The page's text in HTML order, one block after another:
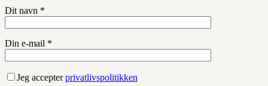
Dit navn *
Din e-mail *
Jeg accepterprivatlivspolitikken